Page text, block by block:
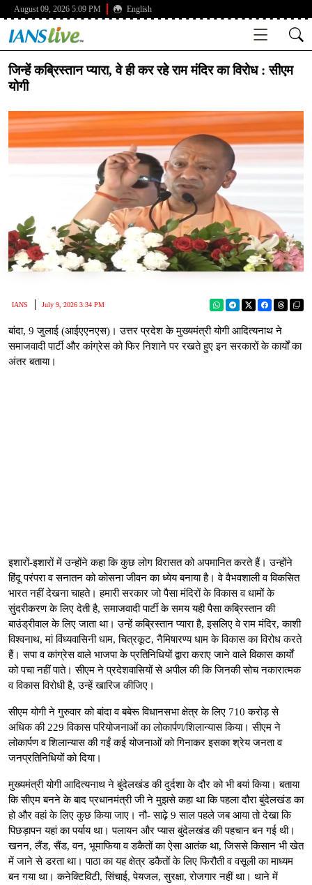
August 09, 2026 5:09 PM English
जिन्हें कब्रिस्तान प्यारा, वे ही कर रहे राम मंदिर का विरोध : सीएम
योगी
IANS July 9, 2026 3:34 PM
बांदा, 9 जुलाई (आईएएनएस)। उत्तर प्रदेश के मुख्यमंत्री योगी आदित्यनाथ ने
समाजवादी पार्टी और कांग्रेस को फिर निशाने पर रखते हुए इन सरकारों के कार्यों का
अंतर बताया।
इशारों-इशारों में उन्होंने कहा कि कुछ लोग विरासत को अपमानित करते हैं। उन्होंने
हिंदू परंपरा व सनातन को कोसना जीवन का ध्येय बनाया है। वे वैभवशाली व विकसित
भारत नहीं देखना चाहते। हमारी सरकार जो पैसा मंदिरों के विकास व धामों के
सुंदरीकरण के लिए देती है, समाजवादी पार्टी के समय यही पैसा कब्रिस्तान की
बाउंड्रीवाल के लिए जाता था। उन्हें कब्रिस्तान प्यारा है, इसलिए वे राम मंदिर, काशी
विश्वनाथ, मां विंध्यवासिनी धाम, चित्रकूट, नैमिषारण्य धाम के विकास का विरोध करते
हैं। सपा व कांग्रेस वाले भाजपा के प्रतिनिधियों द्वारा कराए जाने वाले विकास कार्यों
को पचा नहीं पाते। सीएम ने प्रदेशवासियों से अपील की कि जिनकी सोच नकारात्मक
व विकास विरोधी है, उन्हें खारिज कीजिए।
सीएम योगी ने गुरुवार को बांदा व बबेरू विधानसभा क्षेत्र के लिए 710 करोड़ से
अधिक की 229 विकास परियोजनाओं का लोकार्पण/शिलान्यास किया। सीएम ने
लोकार्पण व शिलान्यास की गईं कई योजनाओं को गिनाकर इसका श्रेय जनता व
जनप्रतिनिधियों को दिया।
मुख्यमंत्री योगी आदित्यनाथ ने बुंदेलखंड की दुर्दशा के दौर को भी बयां किया। बताया
कि सीएम बनने के बाद प्रधानमंत्री जी ने मुझसे कहा था कि पहला दौरा बुंदेलखंड का
हो और वहां के लिए कुछ किया जाए। नौ- साढ़े 9 साल पहले जब आया तो देखा कि
पिछड़ापन यहां का पर्याय था। पलायन और प्यास बुंदेलखंड की पहचान बन गई थी।
खनन, लैंड, सैंड, वन, भूमाफिया व डकैतों का ऐसा आतंक था, जिससे किसान भी खेत
में जाने से डरता था। पाठा का यह क्षेत्र डकैतों के लिए फिरौती व वसूली का माध्यम
बन गया था। कनेक्टिविटी, सिंचाई, पेयजल, सुरक्षा, रोजगार नहीं था। थाने में